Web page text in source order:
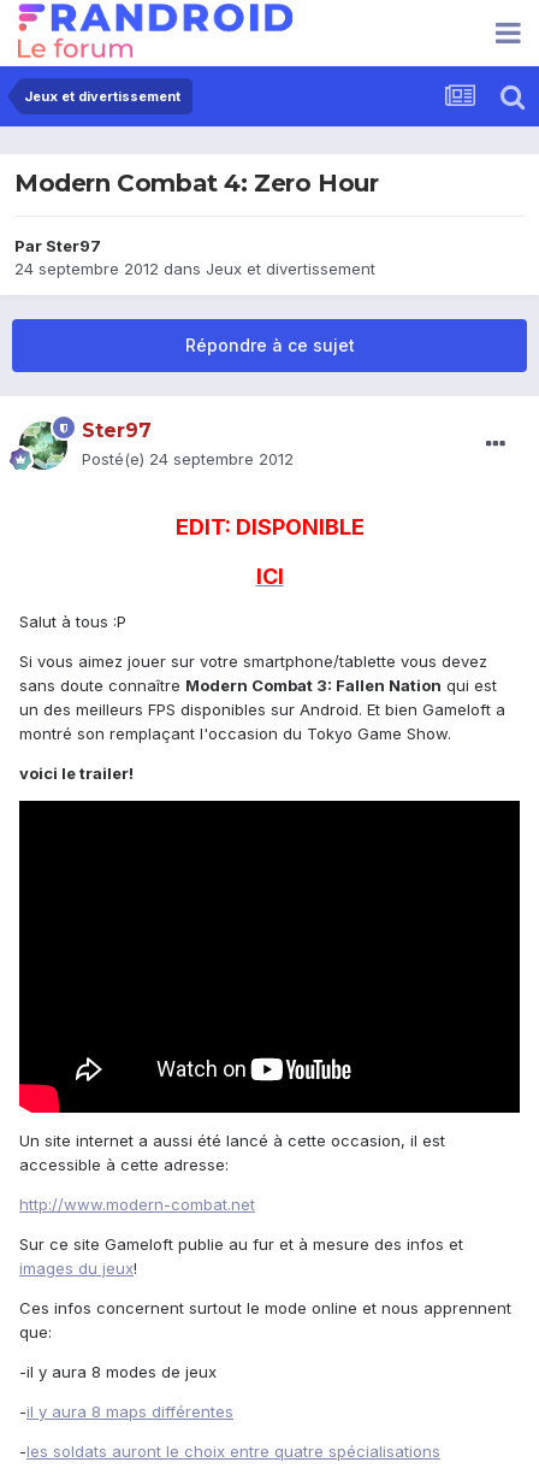
Jeux et divertissement
Modern Combat 4: Zero Hour
Par Ster97
24 septembre 2012 dans Jeux et divertissement
Répondre à ce sujet
Ster97
Posté(e) 24 septembre 2012
EDIT: DISPONIBLE
ICI
Salut à tous :P
Si vous aimez jouer sur votre smartphone/tablette vous devez
sans doute connaître Modern Combat 3: Fallen Nation qui est
un des meilleurs FPS disponibles sur Android. Et bien Gameloft a
montré son remplaçant l'occasion du Tokyo Game Show.
voici le trailer!
Un site internet a aussi été lancé à cette occasion, il est
accessible à cette adresse:
http://www.modern-combat.net
Sur ce site Gameloft publie au fur et à mesure des infos et
images du jeux!
Ces infos concernent surtout le mode online et nous apprennent
que:
-il y aura 8 modes de jeux
-il y aura 8 maps différentes
-les soldats auront le choix entre quatre spécialisations